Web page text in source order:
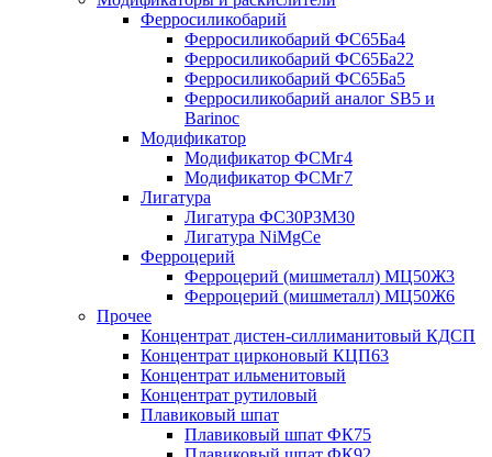
Ферросиликобарий
Ферросиликобарий ФС65Ба4
Ферросиликобарий ФС65Ба22
Ферросиликобарий ФС65Ба5
Ферросиликобарий аналог SB5 и
Barinoc
Модификатор
Модификатор ФСМг4
Модификатор ФСМг7
Лигатура
Лигатура ФС30РЗМ30
Лигатура NiMgCe
Ферроцерий
Ферроцерий (мишметалл) МЦ50Ж3
Ферроцерий (мишметалл) МЦ50Ж6
Прочее
Концентрат дистен-силлиманитовый КДСП
Концентрат цирконовый КЦП63
Концентрат ильменитовый
Концентрат рутиловый
Плавиковый шпат
Плавиковый шпат ФК75